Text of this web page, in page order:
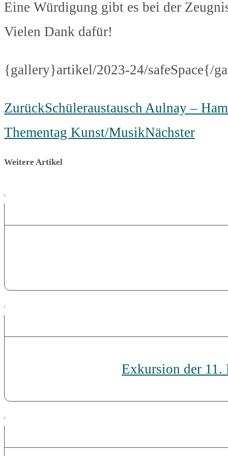
Eine Würdigung gibt es bei der
Vielen Dank dafür!
{gallery}artikel/2023-24/safeSpace{/
ZurückSchüleraustausch Aulnay –
Thementag Kunst/MusikNächster
Weitere Artikel
Exkursion der 11.